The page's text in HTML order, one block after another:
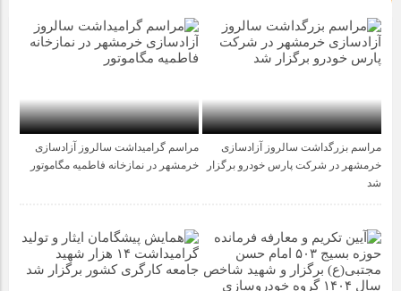
مراسم بزرگداشت سالروز آزادسازی
خرمشهر در شرکت پارس خودرو برگزار
شد
مراسم گرامیداشت سالروز آزادسازی
خرمشهر در نمازخانه فاطمیه مگاموتور